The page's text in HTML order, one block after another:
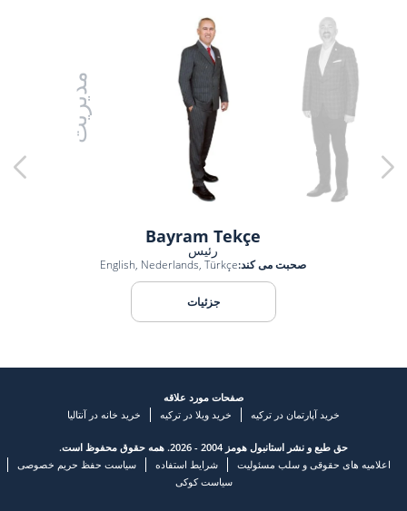
مدیریت
Bayram Tekçe
رئیس
صحبت می کند:English, Nederlands, Türkçe
جزئیات
صفحات مورد علاقه
خرید آپارتمان در ترکیه
خرید ویلا در ترکیه خرید خانه در آنتالیا
حق طبع و نشر استانبول هومز 2004 - 2026. همه حقوق محفوظ است.
اعلامیه های حقوقی و سلب مسئولیت
شرایط استفاده
سیاست حفظ حریم خصوصی
سیاست کوکی